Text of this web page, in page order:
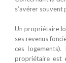
s’avérer souvent
Un propriétaire
ses revenus
ces
propriétaire est